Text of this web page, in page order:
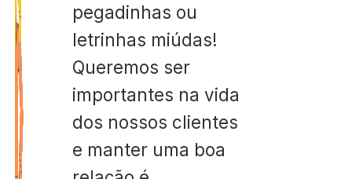
pegadinhas ou
letrinhas miúdas!
Queremos ser
importantes na vida
dos nossos clientes
e manter uma boa